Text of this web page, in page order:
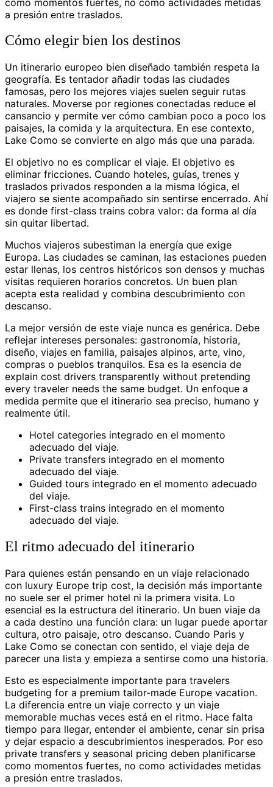
a presión entre traslados.
Cómo elegir bien los destinos
Un itinerario europeo bien diseñado también respeta la
geografía. Es tentador añadir todas las ciudades
famosas, pero los mejores viajes suelen seguir rutas
naturales. Moverse por regiones conectadas reduce el
cansancio y permite ver cómo cambian poco a poco los
paisajes, la comida y la arquitectura. En ese contexto,
Lake Como se convierte en algo más que una parada.
El objetivo no es complicar el viaje. El objetivo es
eliminar fricciones. Cuando hoteles, guías, trenes y
traslados privados responden a la misma lógica, el
viajero se siente acompañado sin sentirse encerrado. Ahí
es donde first-class trains cobra valor: da forma al día
sin quitar libertad.
Muchos viajeros subestiman la energía que exige
Europa. Las ciudades se caminan, las estaciones pueden
estar llenas, los centros históricos son densos y muchas
visitas requieren horarios concretos. Un buen plan
acepta esta realidad y combina descubrimiento con
descanso.
La mejor versión de este viaje nunca es genérica. Debe
reflejar intereses personales: gastronomía, historia,
diseño, viajes en familia, paisajes alpinos, arte, vino,
compras o pueblos tranquilos. Esa es la esencia de
explain cost drivers transparently without pretending
every traveler needs the same budget. Un enfoque a
medida permite que el itinerario sea preciso, humano y
realmente útil.
Hotel categories integrado en el momento
adecuado del viaje.
Private transfers integrado en el momento
adecuado del viaje.
Guided tours integrado en el momento adecuado
del viaje.
First-class trains integrado en el momento
adecuado del viaje.
El ritmo adecuado del itinerario
Para quienes están pensando en un viaje relacionado
con luxury Europe trip cost, la decisión más importante
no suele ser el primer hotel ni la primera visita. Lo
esencial es la estructura del itinerario. Un buen viaje da
a cada destino una función clara: un lugar puede aportar
cultura, otro paisaje, otro descanso. Cuando Paris y
Lake Como se conectan con sentido, el viaje deja de
parecer una lista y empieza a sentirse como una historia.
Esto es especialmente importante para travelers
budgeting for a premium tailor-made Europe vacation.
La diferencia entre un viaje correcto y un viaje
memorable muchas veces está en el ritmo. Hace falta
tiempo para llegar, entender el ambiente, cenar sin prisa
y dejar espacio a descubrimientos inesperados. Por eso
private transfers y seasonal pricing deben planificarse
como momentos fuertes, no como actividades metidas
a presión entre traslados.